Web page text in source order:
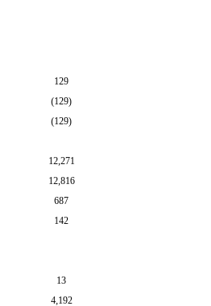
129
(129)
(129)
12,271
12,816
687
142
13
4,192